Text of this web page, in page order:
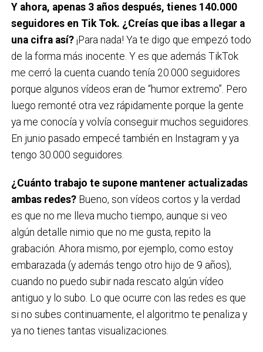
Y ahora, apenas 3 años después, tienes 140.000
seguidores en Tik Tok. ¿Creías que ibas a llegar a
una cifra así?¡Para nada! Ya te digo que empezó todo
de la forma más inocente. Y es que además TikTok
me cerró la cuenta cuando tenía 20.000 seguidores
porque algunos vídeos eran de “humor extremo”. Pero
luego remonté otra vez rápidamente porque la gente
ya me conocía y volvía conseguir muchos seguidores.
En junio pasado empecé también en Instagram y ya
tengo 30.000 seguidores.
¿Cuánto trabajo te supone mantener actualizadas
ambas redes?Bueno, son vídeos cortos y la verdad
es que no me lleva mucho tiempo, aunque si veo
algún detalle nimio que no me gusta, repito la
grabación. Ahora mismo, por ejemplo, como estoy
embarazada (y además tengo otro hijo de 9 años),
cuando no puedo subir nada rescato algún vídeo
antiguo y lo subo. Lo que ocurre con las redes es que
si no subes continuamente, el algoritmo te penaliza y
ya no tienes tantas visualizaciones.